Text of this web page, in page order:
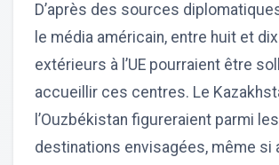
D’après des sources
le média américain, entre huit et
extérieurs à l’UE pourraient être
accueillir ces centres. Le
l’Ouzbékistan figureraient parmi les
destinations envisagées, même si